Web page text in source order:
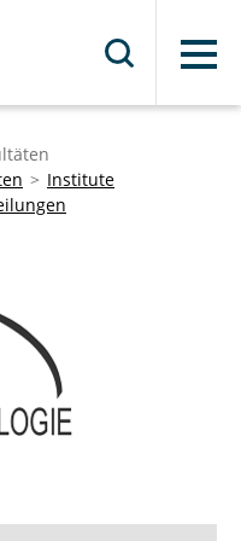
Menü
Institute